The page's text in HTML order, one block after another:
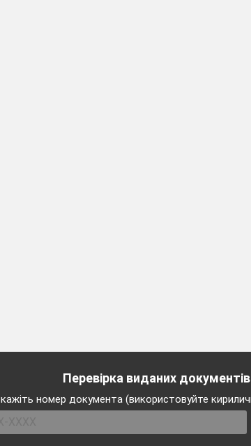
Перевірка виданих документів
номер документа (використовуйте